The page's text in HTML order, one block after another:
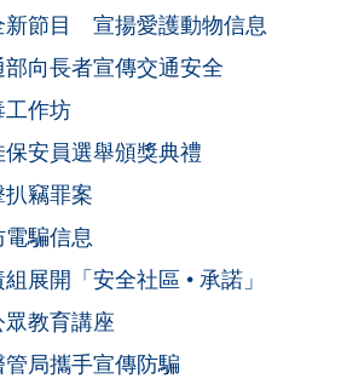
新節目 宣揚愛護動物信息
向長者宣傳交通安全
作坊
安員選舉頒獎典禮
竊罪案
騙信息
展開「安全社區 • 承諾」
教育講座
局攜手宣傳防騙